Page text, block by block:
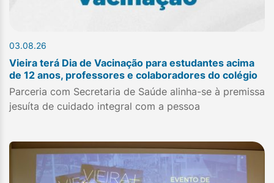
03.08.26
Vieira terá Dia de Vacinação para estudantes acima
de 12 anos, professores e colaboradores do colégio
Parceria com Secretaria de Saúde alinha-se à premissa
jesuíta de cuidado integral com a pessoa